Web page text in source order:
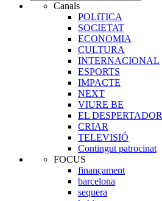
Canals
POLíTICA
SOCIETAT
ECONOMIA
CULTURA
INTERNACIONAL
ESPORTS
IMPACTE
NEXT
VIURE BE
EL DESPERTADOR
CRIAR
TELEVISIÓ
Contingut patrocinat
FOCUS
finançament
barcelona
sequera